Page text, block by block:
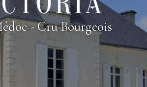
- Cru Bourgeois